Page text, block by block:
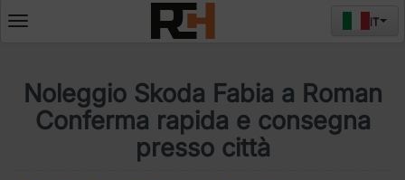
Deschide
IT
Noleggio Skoda Fabia a Roman
Conferma rapida e consegna
presso città